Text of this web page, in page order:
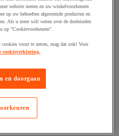
website meten en uw winkelvoorkeuren
op uw behoeften afgestemde producten en
Als u meer wilt weten over de doeleinden
op "Cookievoorkeuren".
voort te zetten, mag dat ook! Voor
cookieverklaring.
en doorgaan